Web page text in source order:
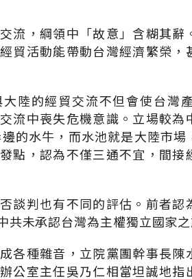
流，綱領中「故意」含糊其
貿活動能帶動台灣經濟繁榮
陸的經貿交流不但會使台灣
流中喪失危機意識。立場較
的水牛，而水池就是大陸市
點，認為不僅三通不宜，間
談判也有不同的評估。前者
共未承認台灣為主權獨立國家
各種雜音，立院黨團幹事長
公室主任吳乃仁相當坦誠地指